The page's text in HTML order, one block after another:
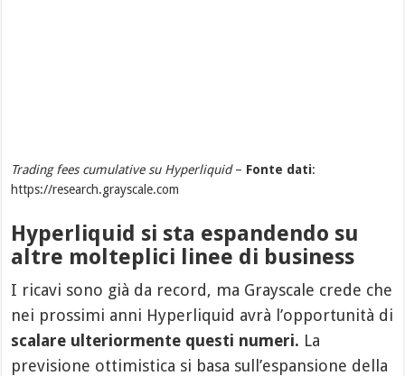
Trading fees cumulative su Hyperliquid– Fonte dati:
https://research.grayscale.com
Hyperliquid si sta espandendo su
altre molteplici linee di business
I ricavi sono già da record, ma Grayscale crede che
nei prossimi anni Hyperliquid avrà l’opportunità di
scalare ulteriormente questi numeri. La
previsione ottimistica si basa sull’espansione della